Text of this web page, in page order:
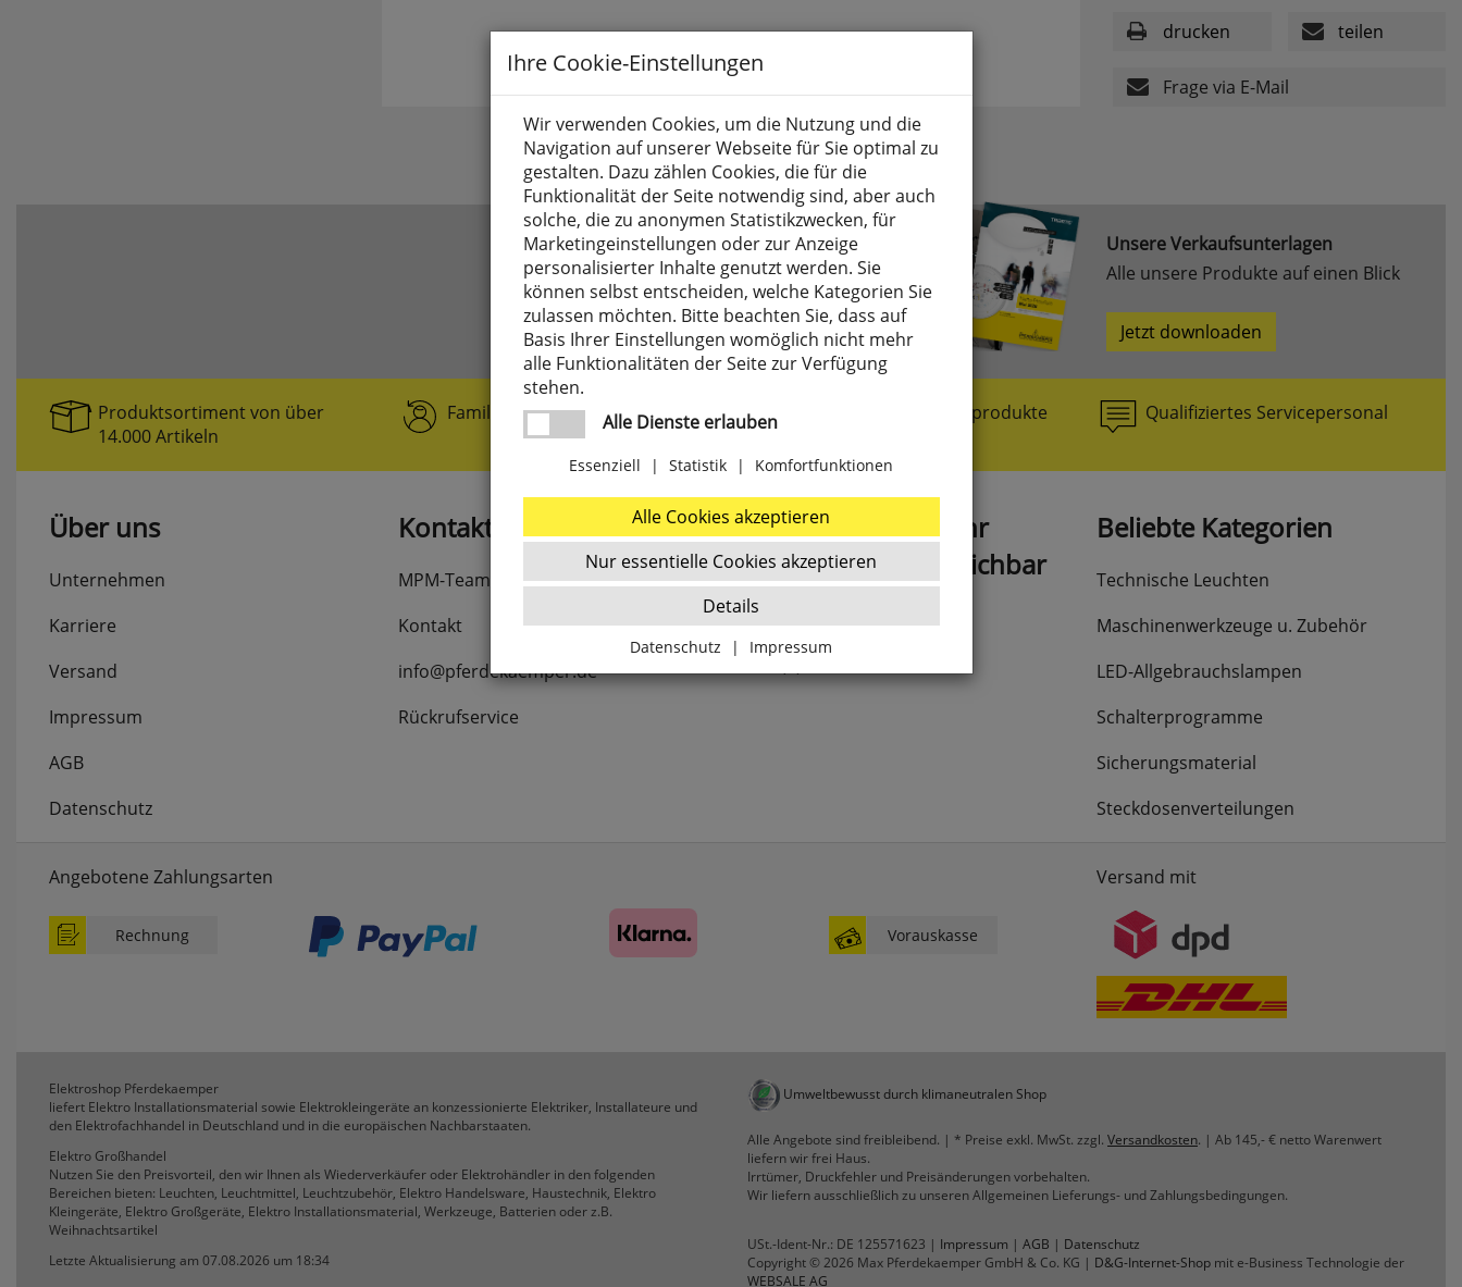
drucken teilen
Frage via E-Mail
Ihre Cookie-Einstellungen
Wir verwenden Cookies, um die Nutzung und die
Navigation auf unserer Webseite für Sie optimal zu
gestalten. Dazu zählen Cookies, die für die
Funktionalität der Seite notwendig sind, aber auch
solche, die zu anonymen Statistikzwecken, für
Marketingeinstellungen oder zur Anzeige
personalisierter Inhalte genutzt werden. Sie
können selbst entscheiden, welche Kategorien Sie
zulassen möchten. Bitte beachten Sie, dass auf
Basis Ihrer Einstellungen womöglich nicht mehr
alle Funktionalitäten der Seite zur Verfügung
stehen.
Alle Dienste erlauben
Essenziell | Statistik | Komfortfunktionen
Alle Cookies akzeptieren
Nur essentielle Cookies akzeptieren
Details
Datenschutz | Impressum
Zurück
websale_useragreement
websale_useragreement_optin_google_conversion_tracking
websale_useragreement_optin_referercookie
Diese Cookies speichern die Cookie-Einstellungen
der Besucher, die in der Cookie Box von
www.pferdekaemper.de ausgewählt wurden.
Dieses Cookie speichert die Artikel im Warenkorb.
Unsere Verkaufsunterlagen
Alle unsere Produkte auf einen Blick
Jetzt downloaden
Produktsortiment von über
14.000 Artikeln
Familiengeführt seit 1919 Marken- und Nischenprodukte Qualifiziertes Servicepersonal
Kontakt
MPM-Team
Kontakt
info@pferdekaemper.de
Rückrufservice
Montag ab 7:15 Uhr
wieder für Sie erreichbar
Beliebte Kategorien
Technische Leuchten
Maschinenwerkzeuge u. Zubehör
LED-Allgebrauchslampen
Schalterprogramme
Sicherungsmaterial
Steckdosenverteilungen
Über uns
Unternehmen
Karriere
Versand
Impressum
AGB
Datenschutz
Angebotene Zahlungsarten
Rechnung Vorauskasse
Versand mit
Elektroshop Pferdekaemper
liefert Elektro Installationsmaterial sowie Elektrokleingeräte an konzessionierte Elektriker, Installateure und
den Elektrofachhandel in Deutschland und in die europäischen Nachbarstaaten.
Elektro Großhandel
Nutzen Sie den Preisvorteil, den wir Ihnen als Wiederverkäufer oder Elektrohändler in den folgenden
Bereichen bieten: Leuchten, Leuchtmittel, Leuchtzubehör, Elektro Handelsware, Haustechnik, Elektro
Kleingeräte, Elektro Großgeräte, Elektro Installationsmaterial, Werkzeuge, Batterien oder z.B.
Weihnachtsartikel
Letzte Aktualisierung am 07.08.2026 um 18:34
Umweltbewusst durch klimaneutralen Shop
Alle Angebote sind freibleibend. | * Preise exkl. MwSt. zzgl. Versandkosten. | Ab 145,- € netto Warenwert
liefern wir frei Haus.
Irrtümer, Druckfehler und Preisänderungen vorbehalten.
Wir liefern ausschließlich zu unseren Allgemeinen Lieferungs- und Zahlungsbedingungen.
USt.-Ident-Nr.: DE 125571623 | Impressum | AGB | Datenschutz
Copyright © 2026 Max Pferdekaemper GmbH & Co. KG | D&G-Internet-Shop mit e-Business Technologie der
WEBSALE AG